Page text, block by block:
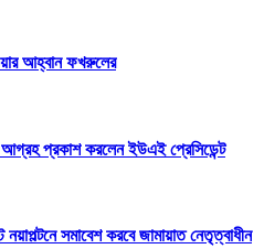
আহ্বান ফখরুলের
আগ্রহ প্রকাশ করলেন ইউএই প্রেসিডেন্ট
সমাবেশ করবে জামায়াত নেতৃত্বাধীন